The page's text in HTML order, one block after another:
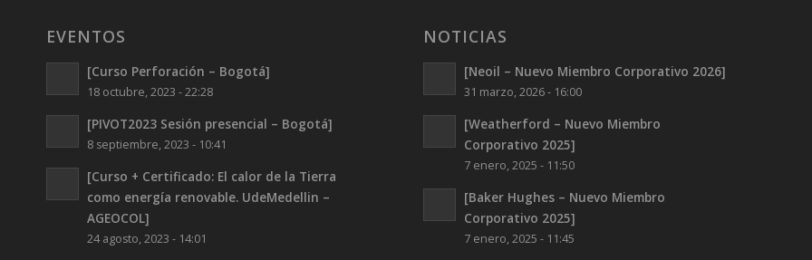
EVENTOS
[Curso Perforación – Bogotá]
18 octubre, 2023 - 22:28
[PIVOT2023 Sesión presencial – Bogotá]
8 septiembre, 2023 - 10:41
[Curso + Certificado: El calor de la Tierra
como energía renovable. UdeMedellin –
AGEOCOL]
24 agosto, 2023 - 14:01
NOTICIAS
[Neoil – Nuevo Miembro Corporativo 2026]
31 marzo, 2026 - 16:00
[Weatherford – Nuevo Miembro
Corporativo 2025]
7 enero, 2025 - 11:50
[Baker Hughes – Nuevo Miembro
Corporativo 2025]
7 enero, 2025 - 11:45